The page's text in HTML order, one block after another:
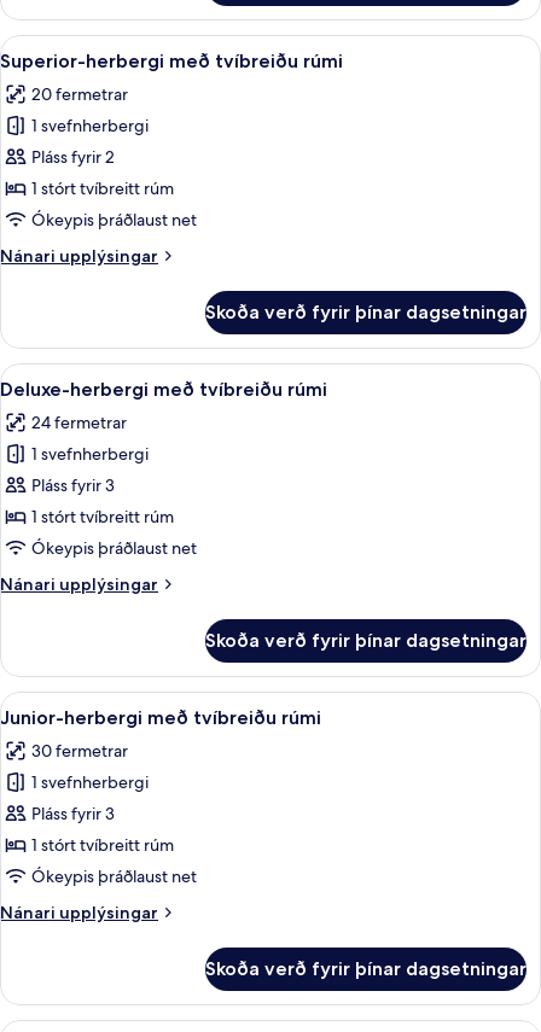
herbergi
fyrir
tvo
Skoða
allar
myndir
fyrir
Superior-
herbergi
með
rúmi
Superior-herbergi með tvíbreiðu
7
Superior-herbergi með tvíbreiðu rúmi
20 fermetrar
1 svefnherbergi
Pláss fyrir 2
1 stórt tvíbreitt rúm
Ókeypis þráðlaust net
Nánari upplýsingar
Nánari
herbergi
með
tvíbreiðu
Skoða verð fyrir þínar dagsetningar
Skoða
allar
myndir
fyrir
Deluxe-
herbergi
með
rúmi
Deluxe-herbergi með tvíbreiðu
11
Deluxe-herbergi með tvíbreiðu rúmi
24 fermetrar
1 svefnherbergi
Pláss fyrir 3
1 stórt tvíbreitt rúm
Ókeypis þráðlaust net
Nánari upplýsingar
Nánari
herbergi
með
tvíbreiðu
Skoða verð fyrir þínar dagsetningar
Skoða
allar
myndir
fyrir
Junior-
herbergi
með
rúmi
Junior-herbergi með tvíbreiðu rúmi
6
Junior-herbergi með tvíbreiðu rúmi
30 fermetrar
1 svefnherbergi
Pláss fyrir 3
1 stórt tvíbreitt rúm
Ókeypis þráðlaust net
Nánari upplýsingar
Nánari
herbergi
með
Skoða verð fyrir þínar dagsetningar